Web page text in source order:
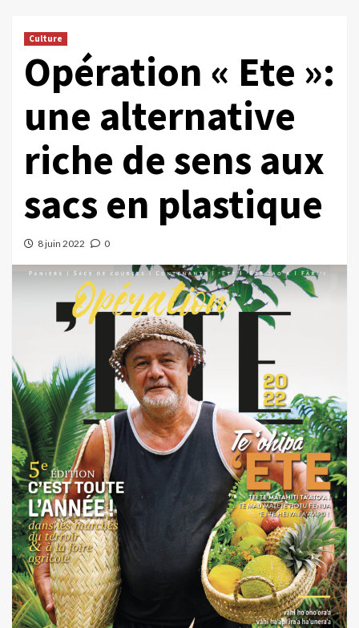
Culture
Opération « Ete »:
une alternative
riche de sens aux
sacs en plastique
8 juin 2022 0